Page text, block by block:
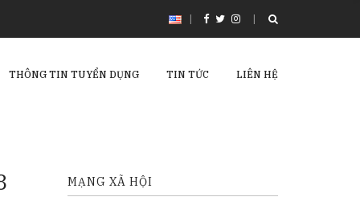
|
THÔNG TIN TUYỂN DỤNG TIN TỨC LIÊN HỆ
MẠNG XÃ HỘI